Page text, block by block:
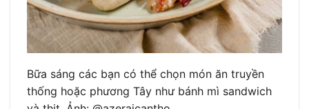
Bữa sáng các bạn có thể chọn món ăn truyền
thống hoặc phương Tây như bánh mì sandwich